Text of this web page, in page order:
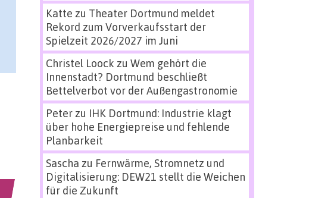
Katte zu Theater Dortmund meldet
Rekord zum Vorverkaufsstart der
Spielzeit 2026/2027 im Juni
Christel Loock zu Wem gehört die
Innenstadt? Dortmund beschließt
Bettelverbot vor der Außengastronomie
Peterzu IHK Dortmund: Industrie klagt
über hohe Energiepreise und fehlende
Planbarkeit
Sascha zu Fernwärme, Stromnetz und
Digitalisierung: DEW21 stellt die Weichen
für die Zukunft